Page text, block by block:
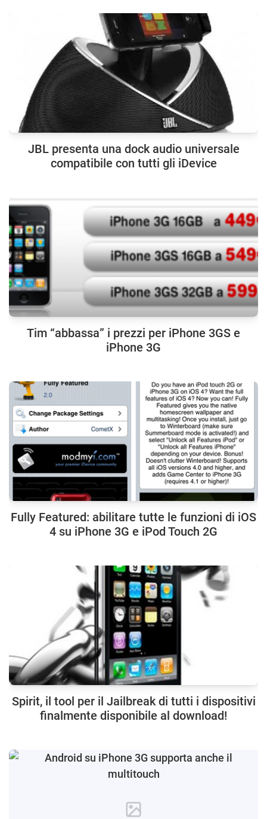
JBL presenta una dock audio universale
compatibile con tutti gli iDevice
Tim “abbassa” i prezzi per iPhone 3GS e
iPhone 3G
Fully Featured: abilitare tutte le funzioni di iOS
4 su iPhone 3G e iPod Touch 2G
Spirit, il tool per il Jailbreak di tutti i dispositivi
finalmente disponibile al download!